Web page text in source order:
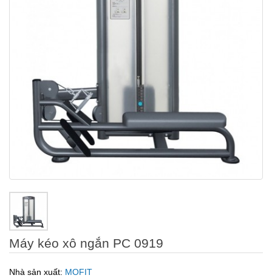
Máy kéo xô ngắn PC 0919
Nhà sản xuất: MOFIT